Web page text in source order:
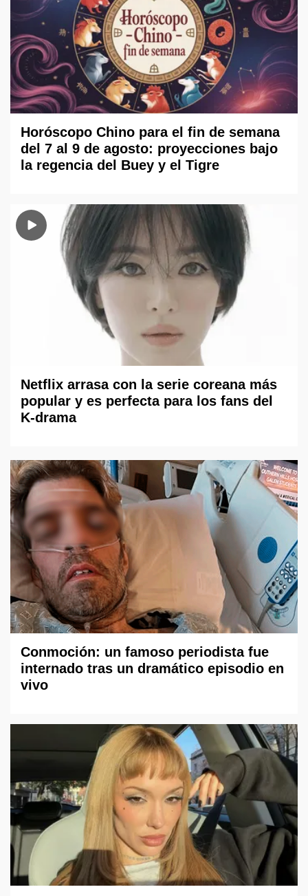
Horóscopo Chino para el fin de semana
del 7 al 9 de agosto: proyecciones bajo
la regencia del Buey y el Tigre
Netflix arrasa con la serie coreana más
popular y es perfecta para los fans del
K-drama
Conmoción: un famoso periodista fue
internado tras un dramático episodio en
vivo